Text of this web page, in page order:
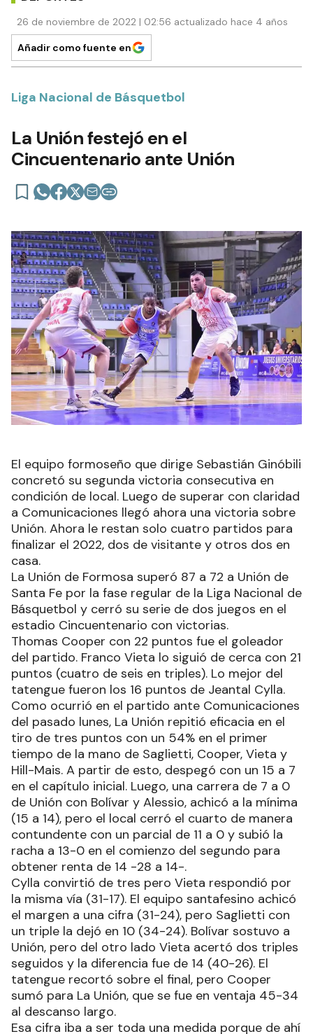
26 de noviembre de 2022 | 02:56 actualizado hace 4 años
Añadir como fuente en
Liga Nacional de Básquetbol
La Unión festejó en el
Cincuentenario ante Unión
El equipo formoseño que dirige Sebastián Ginóbili
concretó su segunda victoria consecutiva en
condición de local. Luego de superar con claridad
a Comunicaciones llegó ahora una victoria sobre
Unión. Ahora le restan solo cuatro partidos para
finalizar el 2022, dos de visitante y otros dos en
casa.
La Unión de Formosa superó 87 a 72 a Unión de
Santa Fe por la fase regular de la Liga Nacional de
Básquetbol y cerró su serie de dos juegos en el
estadio Cincuentenario con victorias.
Thomas Cooper con 22 puntos fue el goleador
del partido. Franco Vieta lo siguió de cerca con 21
puntos (cuatro de seis en triples). Lo mejor del
tatengue fueron los 16 puntos de Jeantal Cylla.
Como ocurrió en el partido ante Comunicaciones
del pasado lunes, La Unión repitió eficacia en el
tiro de tres puntos con un 54% en el primer
tiempo de la mano de Saglietti, Cooper, Vieta y
Hill-Mais. A partir de esto, despegó con un 15 a 7
en el capítulo inicial. Luego, una carrera de 7 a 0
de Unión con Bolívar y Alessio, achicó a la mínima
(15 a 14), pero el local cerró el cuarto de manera
contundente con un parcial de 11 a 0 y subió la
racha a 13-0 en el comienzo del segundo para
obtener renta de 14 -28 a 14-.
Cylla convirtió de tres pero Vieta respondió por
la misma vía (31-17). El equipo santafesino achicó
el margen a una cifra (31-24), pero Saglietti con
un triple la dejó en 10 (34-24). Bolívar sostuvo a
Unión, pero del otro lado Vieta acertó dos triples
seguidos y la diferencia fue de 14 (40-26). El
tatengue recortó sobre el final, pero Cooper
sumó para La Unión, que se fue en ventaja 45-34
al descanso largo.
Esa cifra iba a ser toda una medida porque de ahí